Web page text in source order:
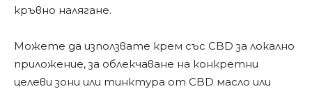
кръвно налягане.
Можете да използвате крем със CBD за локално
приложение, за облекчаване на конкретни
целеви зони или тинктура от CBD масло или